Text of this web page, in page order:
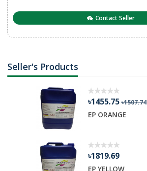
Contact Seller
Seller's Products
৳1455.75 ৳1507.74
EP ORANGE
৳1819.69
EP YELLOW